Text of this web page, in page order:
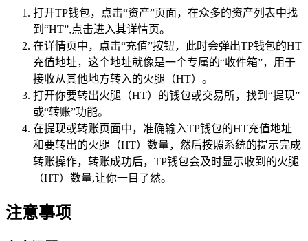
打开TP钱包，点击“资产”页面，在众多的资产列表中找
到“HT”,点击进入其详情页。
在详情页中，点击“充值”按钮，此时会弹出TP钱包的HT
充值地址，这个地址就像是一个专属的“收件箱”，用于
接收从其他地方转入的火腿（HT）。
打开你要转出火腿（HT）的钱包或交易所，找到“提现”
或“转账”功能。
在提现或转账页面中，准确输入TP钱包的HT充值地址
和要转出的火腿（HT）数量，然后按照系统的提示完成
转账操作，转账成功后，TP钱包会及时显示收到的火腿
（HT）数量,让你一目了然。
注意事项